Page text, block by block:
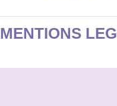
MENTIONS